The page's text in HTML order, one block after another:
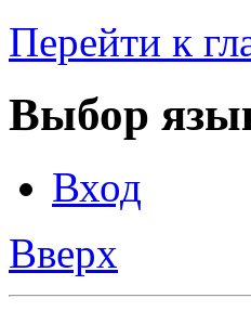
Перейти к
Выбор
Вход
Вверх